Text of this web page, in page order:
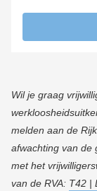
Wil je graag
melden aan de
afwachting van de
met het
van de RVA: T42 |